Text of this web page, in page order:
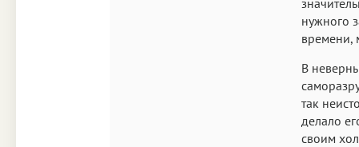
нужного
времени,
В
так
делало
своим